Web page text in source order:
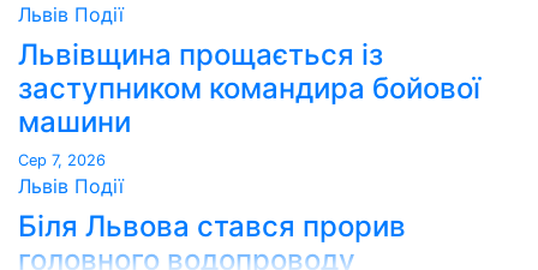
Львів Події
Львівщина прощається із
заступником командира бойової
машини
Сер 7, 2026
Львів Події
Біля Львова стався прорив
головного водопроводу